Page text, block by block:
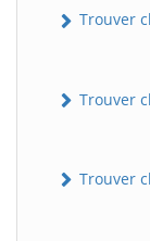
Trouver
Trouver
Trouver